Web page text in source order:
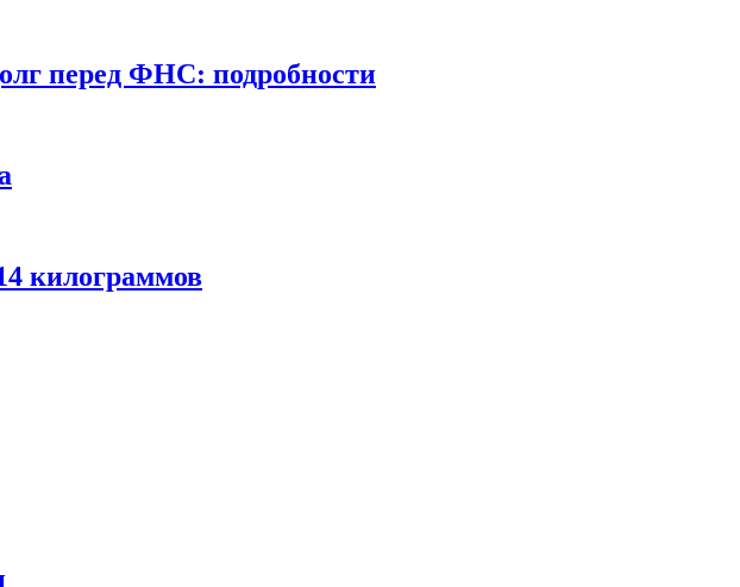
перед ФНС: подробности
килограммов